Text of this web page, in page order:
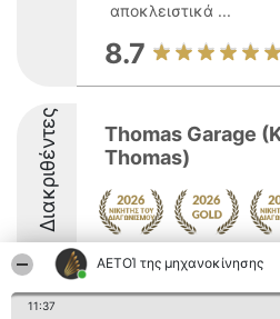
ΑΕΤΟΊ της μηχανοκίνησης
11:37
αποκλειστικά ...
8.7
Διακριθέντες
Thomas Garage
Thomas)
9.4